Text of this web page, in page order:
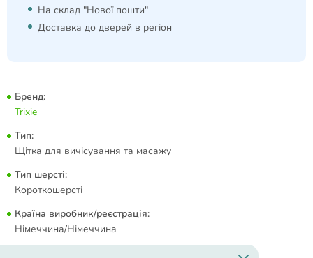
На склад "Нової пошти"
Доставка до дверей в регіон
Бренд:
Trixie
Тип:
Щітка для вичісування та масажу
Тип шерсті:
Короткошерсті
Країна виробник/реєстрація:
Німеччина/Німеччина